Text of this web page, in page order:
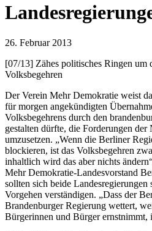
26. Februar 2013
[07/13] Zähes politisches Ringen um
Volksbegehren
Der Verein Mehr Demokratie weist
für morgen angekündigten
Volksbegehrens durch den
gestalten dürfte, die Forderungen
umzusetzen. „Wenn die Berliner
blockieren, ist das Volksbegehren
inhaltlich wird das aber nichts
Mehr Demokratie-Landesvorstand
sollten sich beide Landesregierungen
Vorgehen verständigen. „Dass der
Brandenburger Regierung wettert,
Bürgerinnen und Bürger